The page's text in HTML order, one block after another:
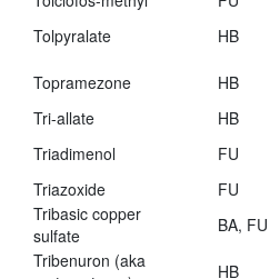
Tolpyralate
HB
Topramezone HB
Tri-allate
HB
Triadimenol
FU
Triazoxide
FU
Tribasic copper
sulfate
BA, FU
Tribenuron (aka
HB